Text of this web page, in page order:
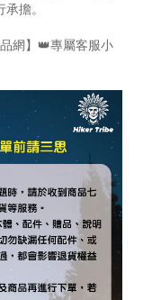
擔。
網】👑專屬客服小